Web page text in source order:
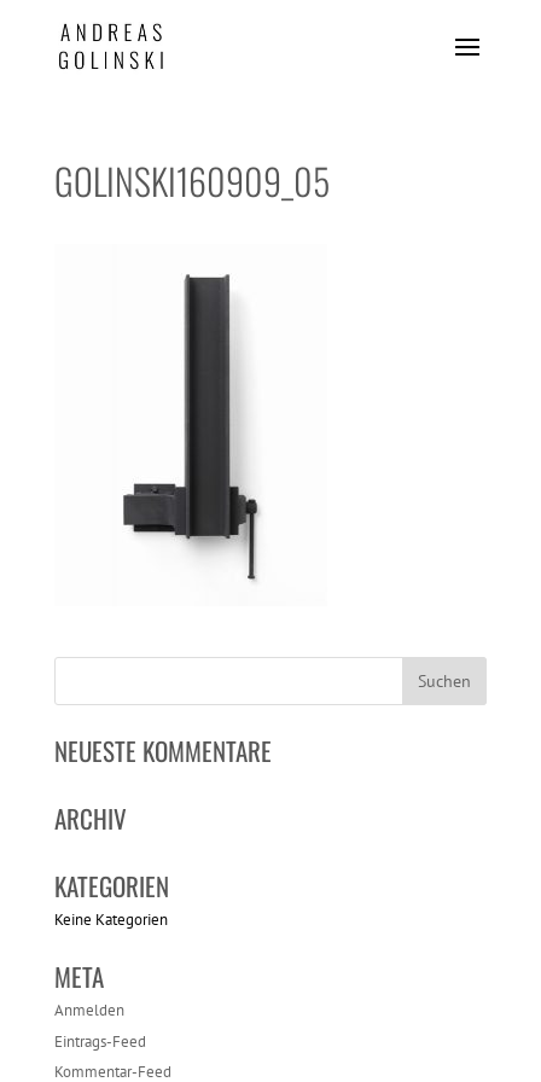
GOLINSKI160909_05
NEUESTE KOMMENTARE
ARCHIV
KATEGORIEN
Keine Kategorien
META
Anmelden
Eintrags-Feed
Kommentar-Feed